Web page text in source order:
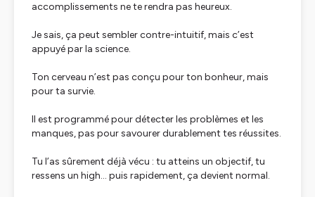
accomplissements ne te rendra pas heureux.
Je sais, ça peut sembler contre-intuitif, mais c’est
appuyé par la science.
Ton cerveau n’est pas conçu pour ton bonheur, mais
pour ta survie.
Il est programmé pour détecter les problèmes et les
manques, pas pour savourer durablement tes réussites.
Tu l’as sûrement déjà vécu : tu atteins un objectif, tu
ressens un high… puis rapidement, ça devient normal.